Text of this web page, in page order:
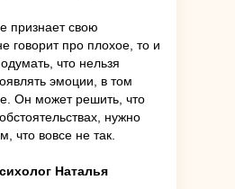
признает свою
говорит про плохое, то и
что нельзя
эмоции, в том
Он может решить, что
нужно
что вовсе не так.
Наталья